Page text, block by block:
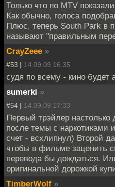
Только что по MTV
Как обычно, голоса
Плюс, теперь South Park в
называют "правильным
CrayZeee »
#53 | 14.09.09 16:35
судя по всему - кино будет
sumerki »
#54 | 14.09.09 17:33
Первый трэйлер настолько
после темы с наркотиками
счет - всхлипнул) Второй
чтобы в фильме заценить
перевода бы дождаться.
оригинальной дорожкой
TimberWolf »